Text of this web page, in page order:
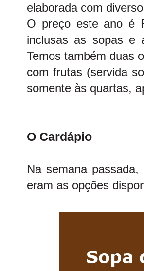
elaborada com
O preço este ano é
inclusas as sopas e
Temos também duas
com frutas (servida
somente às quartas,
O Cardápio
Na semana
eram as opções